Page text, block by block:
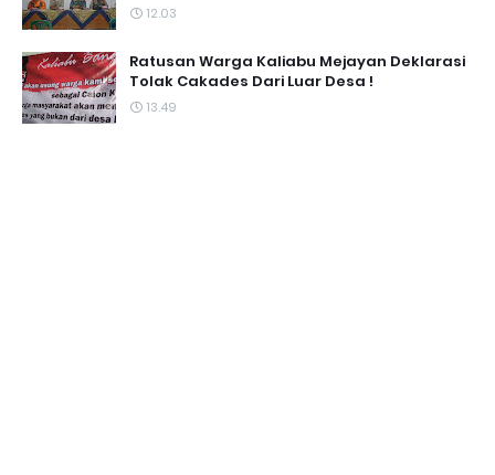
12.03
Ratusan Warga Kaliabu Mejayan Deklarasi
Tolak Cakades Dari Luar Desa !
13.49